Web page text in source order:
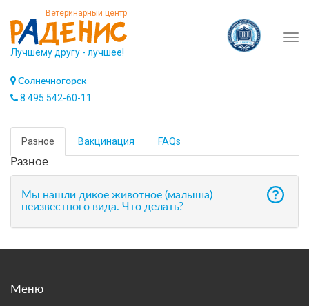
Ветеринарный центр
Лучшему другу - лучшее!
Солнечногорск
8 495 542-60-11
Разное Вакцинация FAQs
Разное
Мы нашли дикое животное (малыша)
неизвестного вида. Что делать?
Меню